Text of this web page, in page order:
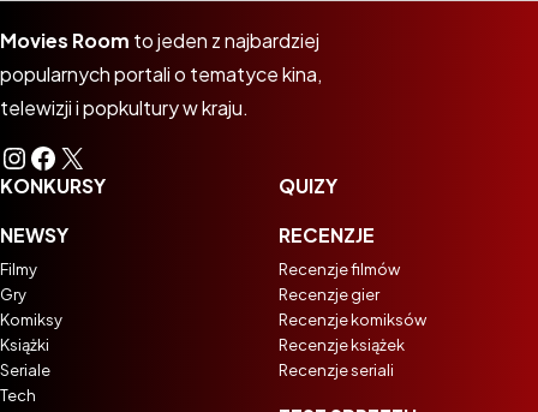
Movies Room to jeden z najbardziej
popularnych portali o tematyce kina,
telewizji i popkultury w kraju.
Instagram
Facebook
X
KONKURSY
NEWSY
Filmy
Gry
Komiksy
Książki
Seriale
Tech
QUIZY
RECENZJE
Recenzje filmów
Recenzje gier
Recenzje komiksów
Recenzje książek
Recenzje seriali